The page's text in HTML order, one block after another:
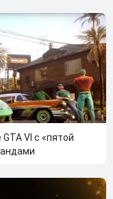
VI с «пятой